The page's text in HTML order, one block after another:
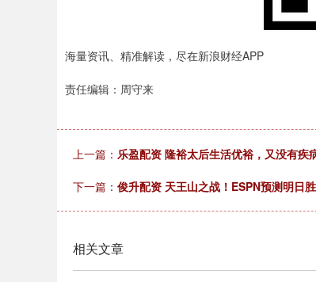
海量资讯、精准解读，尽在新浪财经APP
责任编辑：周守来
上一篇： 乐盈配资 隆裕太后生活优裕，又没有
下一篇： 俊升配资 天王山之战！ESPN预测明日
相关文章